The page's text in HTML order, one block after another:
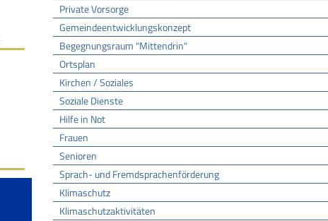
Private Vorsorge
Gemeindeentwicklungskonzept
Begegnungsraum "Mittendrin"
Ortsplan
Kirchen / Soziales
Soziale Dienste
Hilfe in Not
Frauen
Senioren
Sprach- und Fremdsprachenförderung
Klimaschutz
Klimaschutzaktivitäten